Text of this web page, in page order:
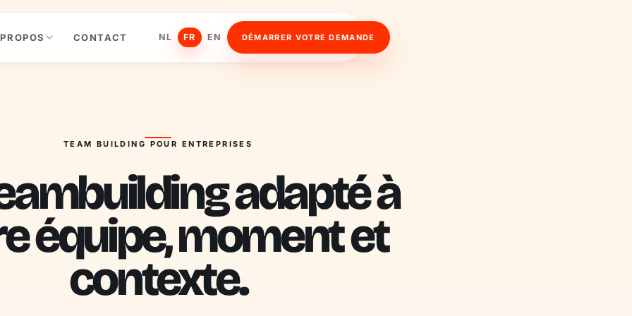
CONTACT NL FR EN DÉMARRER VOTRE DEMANDE
TEAM BUILDING POUR ENTREPRISES
adapté à
équipe, moment et
contexte.